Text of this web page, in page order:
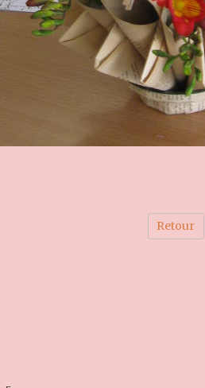
Retour